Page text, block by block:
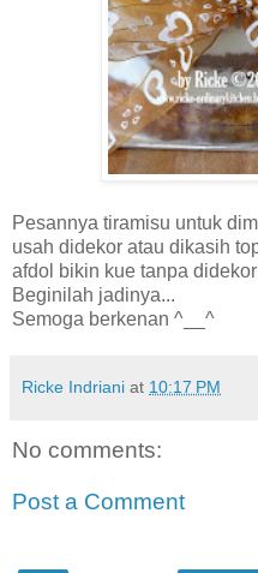
Pesannya tiramisu untuk
usah didekor atau dikasih
afdol bikin kue tanpa
Beginilah jadinya...
Semoga berkenan ^__^
Ricke Indriani at 10:17 PM
No comments:
Post a Comment